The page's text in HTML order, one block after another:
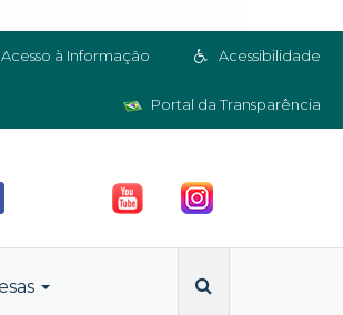
Acessibilidade
Acesso à Informação
Portal da Transparência